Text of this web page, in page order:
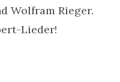
Wolfram Rieger.
Lieder!